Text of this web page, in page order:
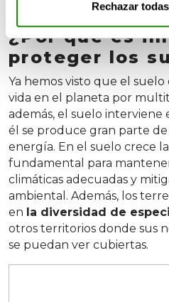
Rechazar
¿Por qué es
proteger los
Ya hemos visto que el
vida en el planeta por
además, el suelo interviene
él se produce gran parte
energía. En el suelo crece
fundamental para
climáticas adecuadas y
ambiental. Además, los
en la diversidad de
otros territorios donde sus
se puedan ver cubiertas.